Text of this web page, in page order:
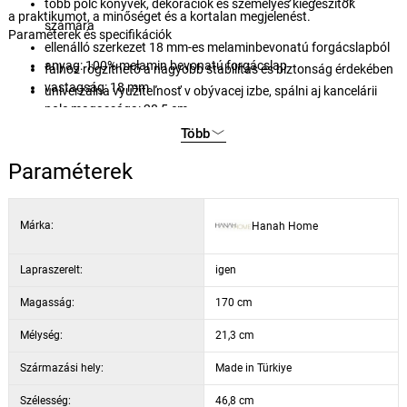
a praktikumot, a minőséget és a kortalan megjelenést.
több polc könyvek, dekorációk és személyes kiegészítők
számára
ellenálló szerkezet 18 mm-es melaminbevonatú forgácslapból
falhoz rögzíthető a nagyobb stabilitás és biztonság érdekében
univerzálna využiteľnosť v obývacej izbe, spálni aj kancelárii
Paraméterek és specifikációk
anyag: 100% melamin bevonatú forgácslap
vastagság: 18 mm
polc magassága: 28,5 cm
Több
Paraméterek
Márka: Hanah Home
Lapraszerelt: igen
Magasság: 170 cm
Mélység: 21,3 cm
Származási hely: Made in Türkiye
Szélesség: 46,8 cm